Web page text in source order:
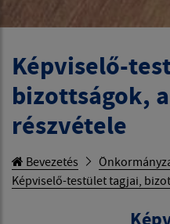
Képviselő-
bizottságok,
részvétele
Bevezetés
Képviselő-testület tagjai,